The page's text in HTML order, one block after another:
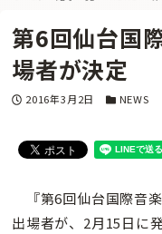
第6回仙台国
場者が決定
投稿日
2016年3月2日 カテゴリー
NEWS
『第6回仙台国際音
出場者が、2月15日に